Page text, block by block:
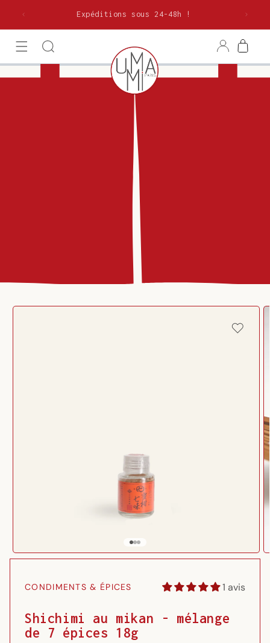
passer
Expéditions sous 24-48h !
ConnexionPanier
Passer aux
Ouvrir
une
fenêtre
modale
CONDIMENTS & ÉPICES 1 avis
Shichimi au mikan - mélange
de 7 épices 18g